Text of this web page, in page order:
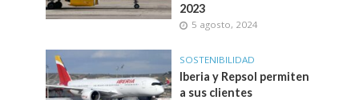
2023
5 agosto, 2024
SOSTENIBILIDAD
Iberia y Repsol permiten
a sus clientes